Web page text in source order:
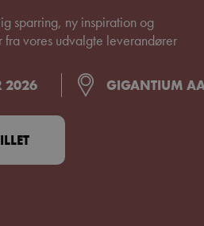
sparring, ny inspiration og
fra vores udvalgte leverandører
2026 GIGANTIUM